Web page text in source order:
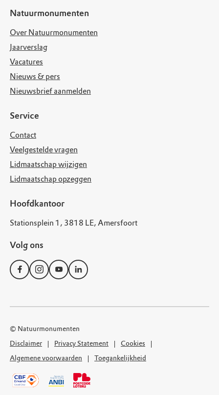
Natuurmonumenten
Over Natuurmonumenten
Jaarverslag
Vacatures
Nieuws & pers
Nieuwsbrief aanmelden
Service
Contact
Veelgestelde vragen
Lidmaatschap wijzigen
Lidmaatschap opzeggen
Hoofdkantoor
Stationsplein 1, 3818 LE, Amersfoort
Volg ons
© Natuurmonumenten
Disclaimer
Privacy Statement
Cookies
Algemene voorwaarden
Toegankelijkheid